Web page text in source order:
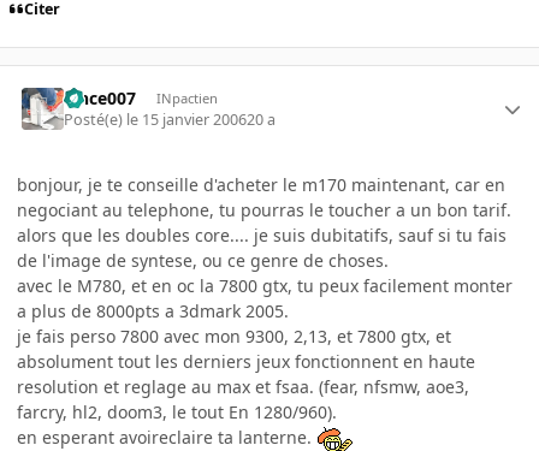
Citer
vince007 INpactien
Posté(e) le 15 janvier 200620 a
bonjour, je te conseille d'acheter le m170 maintenant, car en
negociant au telephone, tu pourras le toucher a un bon tarif.
alors que les doubles core.... je suis dubitatifs, sauf si tu fais
de l'image de syntese, ou ce genre de choses.
avec le M780, et en oc la 7800 gtx, tu peux facilement monter
a plus de 8000pts a 3dmark 2005.
je fais perso 7800 avec mon 9300, 2,13, et 7800 gtx, et
absolument tout les derniers jeux fonctionnent en haute
resolution et reglage au max et fsaa. (fear, nfsmw, aoe3,
farcry, hl2, doom3, le tout En 1280/960).
en esperant avoireclaire ta lanterne.